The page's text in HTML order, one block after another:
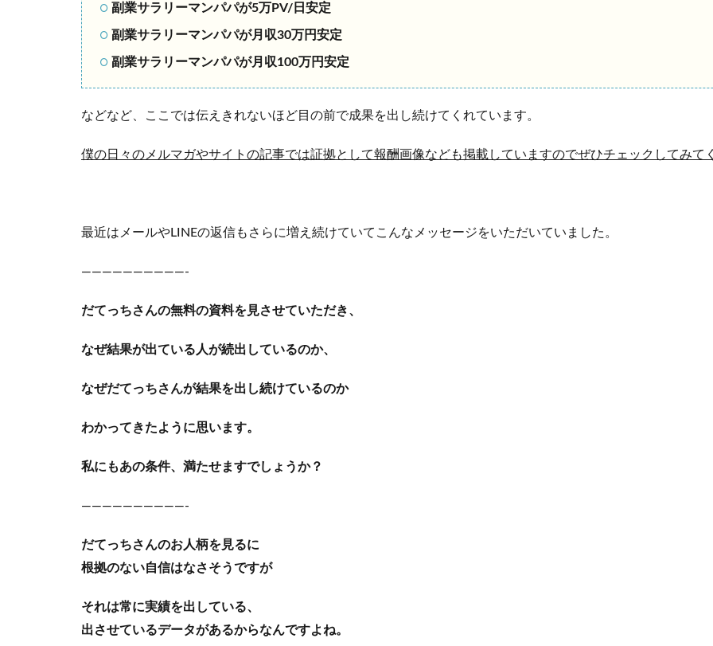
副業サラリーマンパパが5万PV/日安定
副業サラリーマンパパが月収30万円安定
副業サラリーマンパパが月収100万円安定
などなど、ここでは伝えきれないほど目の前で成果を出し続けてくれています。
僕の日々のメルマガやサイトの記事では証拠として報酬画像なども掲載していますのでぜひチェックしてみて
最近はメールやLINEの返信もさらに増え続けていてこんなメッセージをいただいていました。
——————————-
だてっちさんの無料の資料を見させていただき、
なぜ結果が出ている人が続出しているのか、
なぜだてっちさんが結果を出し続けているのか
わかってきたように思います。
私にもあの条件、満たせますでしょうか？
——————————-
だてっちさんのお人柄を見るに
根拠のない自信はなさそうですが
それは常に実績を出している、
出させているデータがあるからなんですよね。